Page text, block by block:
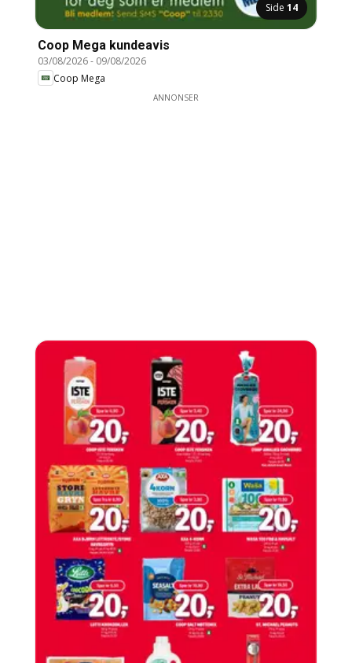
Side 14
Coop Mega kundeavis
03/08/2026- 09/08/2026
Coop Mega
ANNONSER